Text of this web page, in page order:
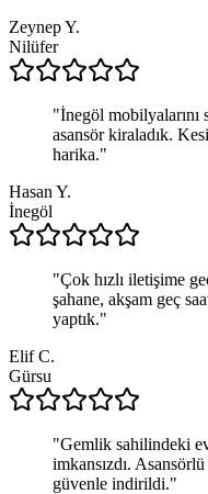
Zeynep Y.
Nilüfer
"İnegöl mobilyalarını
asansör kiraladık.
harika."
Hasan Y.
İnegöl
"Çok hızlı iletişime
şahane, akşam geç
yaptık."
Elif C.
Gürsu
"Gemlik sahilindeki
imkansızdı.
güvenle indirildi."